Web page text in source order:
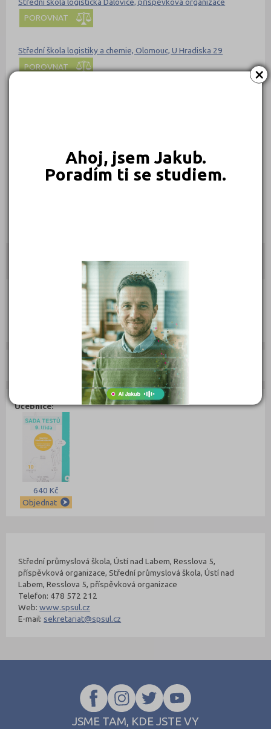
×
Ahoj, jsem Jakub.
Poradím ti se studiem.
POROVNAT
Střední škola logistiky a chemie, Olomouc, U Hradiska 29
POROVNAT
POROVNAT
stredniskoly.com doporučují pro přípravuNahoru
Jak se dostat na střední školu
Časopis Kampomaturitě
Učebnice:
640 Kč
Objednat
Střední průmyslová škola, Ústí nad Labem, Resslova 5,
příspěvková organizace, Střední průmyslová škola, Ústí nad
Labem, Resslova 5, příspěvková organizace
Telefon: 478 572 212
Web:www.spsul.cz
E-mail:sekretariat@spsul.cz
JSME TAM, KDE JSTE VY